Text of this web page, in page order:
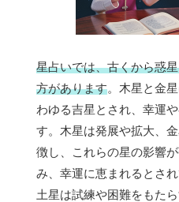
星占いでは、古くから惑
方があります。木星と金
わゆる吉星とされ、幸運
す。木星は発展や拡大、
徴し、これらの星の影響
み、幸運に恵まれるとさ
土星は試練や困難をもた